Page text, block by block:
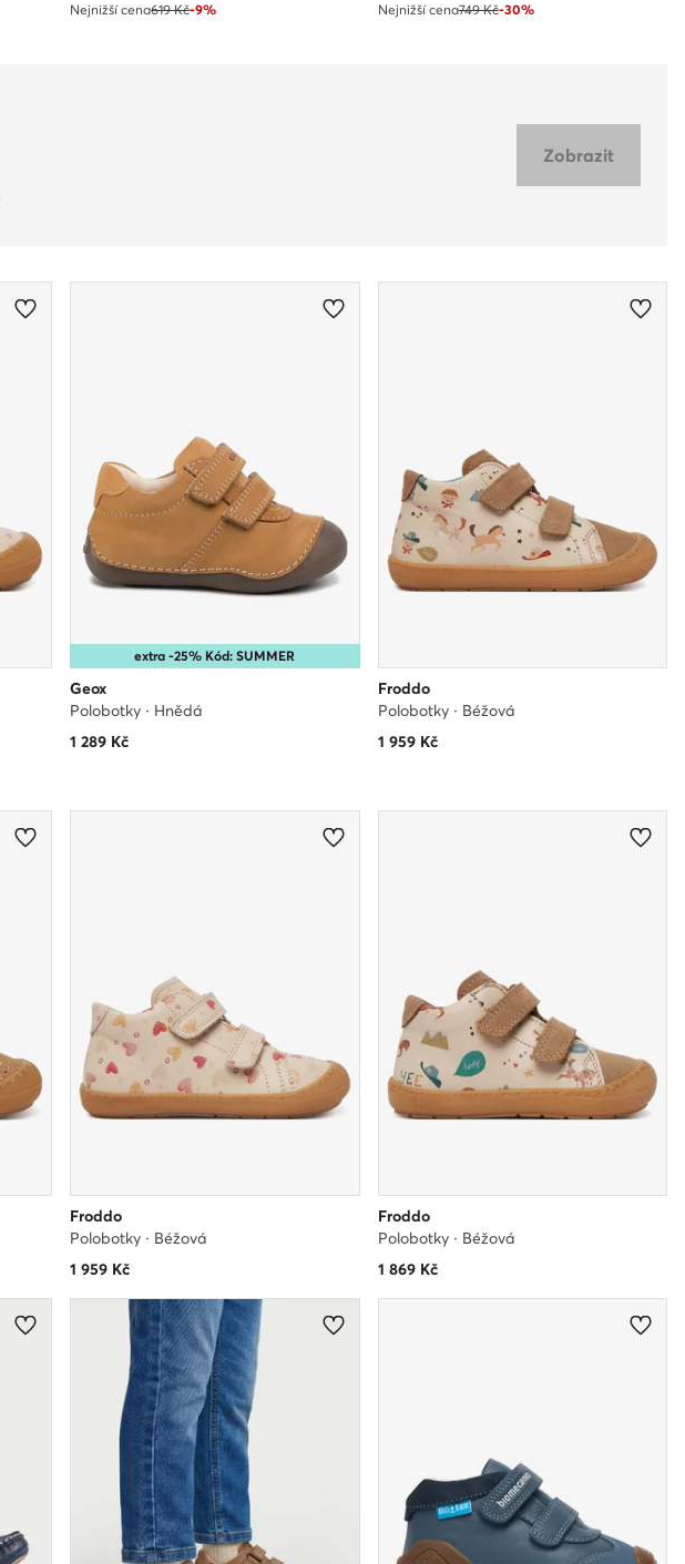
Nejnižší cena619 Kč-9%
Nejnižší cena749 Kč-30%
Zobrazit
extra -25% Kód: SUMMER
Geox
Polobotky · Hnědá
1 289 Kč
Froddo
Polobotky · Béžová
1 959Kč
Froddo
Polobotky · Béžová
1 959 Kč
Froddo
Polobotky · Béžová
1 869Kč